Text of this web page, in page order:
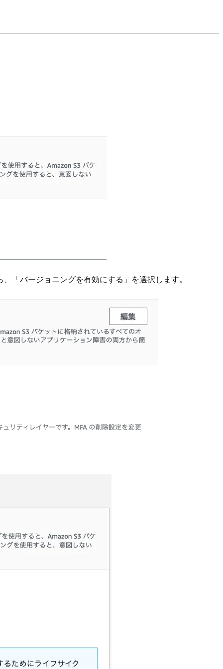
「バージョニングを有効にする」を選択します。